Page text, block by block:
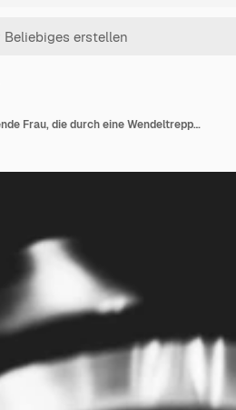
Hochwinkelansicht auf dem Boden liegende Frau, die durch eine Wendeltreppe gesehen wird